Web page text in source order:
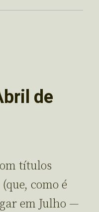
de
títulos
como é
em Julho —